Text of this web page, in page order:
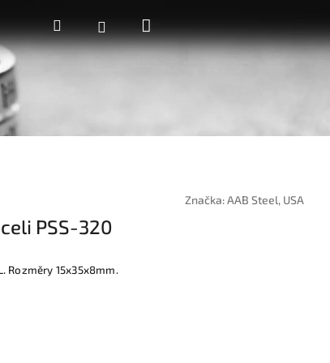
HledatPřihlášeníNákupní
košík
Značka:AAB Steel, USA
PSS-320
Rozměry 15x35x8mm.